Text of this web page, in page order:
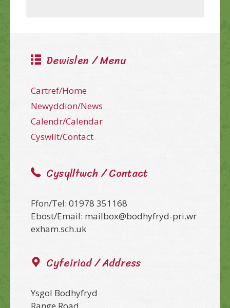
Dewislen / Menu
Cartref/Home
Newyddion/News
Calendr/Calendar
Cyswllt/Contact
Cysylltwch / Contact
Ffon/Tel: 01978 351168
Ebost/Email: mailbox@bodhyfryd-pri.wr
exham.sch.uk
Cyfeiriad / Address
Ysgol Bodhyfryd